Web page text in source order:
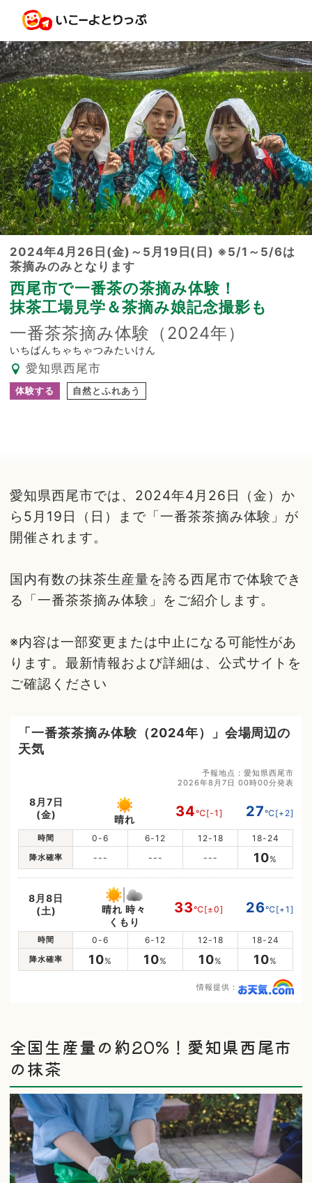
2024年4月26日(金)～5月19日(日) ※5/1～5/6は
茶摘みのみとなります
西尾市で一番茶の茶摘み体験！
抹茶工場見学＆茶摘み娘記念撮影も
一番茶茶摘み体験（2024年）
いちばんちゃちゃつみたいけん
愛知県西尾市
体験する 自然とふれあう
愛知県西尾市では、2024年4月26日（金）か
ら5月19日（日）まで「一番茶茶摘み体験」が
開催されます。
国内有数の抹茶生産量を誇る西尾市で体験でき
る「一番茶茶摘み体験」をご紹介します。
※内容は一部変更または中止になる可能性があ
ります。最新情報および詳細は、公式サイトを
ご確認ください
「一番茶茶摘み体験（2024年）」会場周辺の
天気
予報地点：愛知県西尾市
2026年8月7日 00時00分発表
8月7日
(金)
晴れ 34℃[-1] 27℃[+2]
時間 0-6 6-12 12-18 18-24
降水確率 --- --- --- 10%
8月8日
(土)
晴れ 時々
くもり
33℃[±0] 26℃[+1]
時間 0-6 6-12 12-18 18-24
降水確率 10% 10% 10% 10%
情報提供：
全国生産量の約20%！愛知県西尾市
の抹茶